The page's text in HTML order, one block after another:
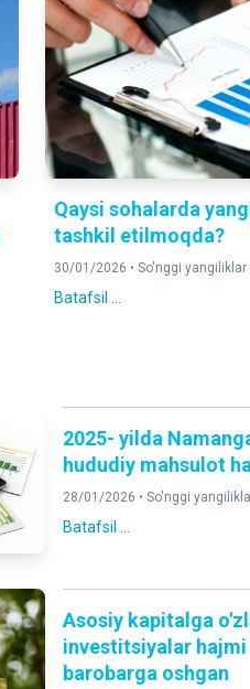
Qaysi sohalarda
tashkil etilmoqda?
30/01/2026 •So'nggi yangiliklar
Batafsil ...
2025- yilda
hududiy mahsulot
28/01/2026 •So'nggi
Batafsil ...
Asosiy kapitalga
investitsiyalar hajmi
barobarga oshgan